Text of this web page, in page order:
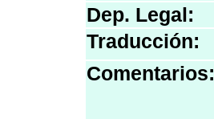
Dep. Legal:
Traducción:
Comentarios: